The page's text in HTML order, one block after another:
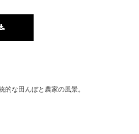
的な田んぼと農家の風景。